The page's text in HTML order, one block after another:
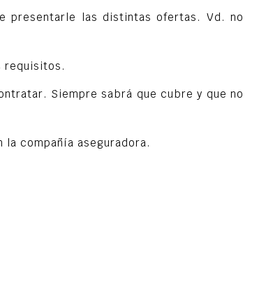
presentarle las distintas ofertas. Vd. no
requisitos.
Siempre sabrá que cubre y que no
compañía aseguradora.